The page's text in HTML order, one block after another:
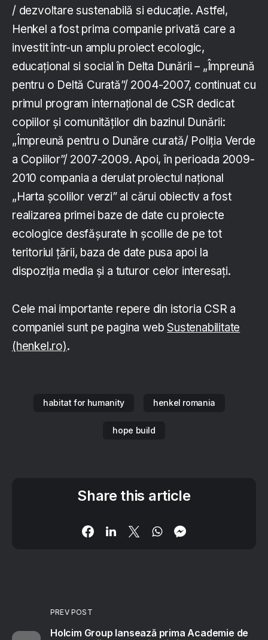
/ dezvoltare sustenabilă si educație. Astfel,
Henkel a fost prima companie privată care a
investit într-un amplu proiect ecologic,
educațional si social în Delta Dunării – „Împreună
pentru o Deltă Curată”/ 2004-2007, continuat cu
primul program internațional de CSR dedicat
copiilor și comunităților din bazinul Dunării:
„Împreună pentru o Dunăre curată/ Poliția Verde
a Copiilor”/ 2007-2009. Apoi, în perioada 2009-
2010 compania a derulat proiectul național
„Harta școlilor verzi” al cărui obiectiv a fost
realizarea primei baze de date cu proiecte
ecologice desfășurate in școlile de pe tot
teritoriul țării, baza de date pusa apoi la
dispoziția media și a tuturor celor interesați.
Cele mai importante repere din istoria CSR a
companiei sunt pe pagina webSustenabilitate
(henkel.ro).
habitat for humanity henkel romania
hope build
Share this article
PREV POST
Holcim Group lansează prima Academie de